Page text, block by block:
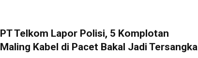
PT Telkom Lapor Polisi, 5 Komplotan
Maling Kabel di Pacet Bakal Jadi Tersangka